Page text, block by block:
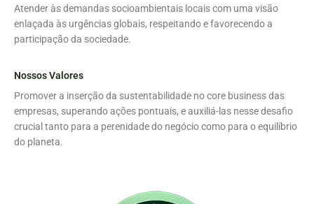
Atender às demandas socioambientais locais com uma visão
enlaçada às urgências globais, respeitando e favorecendo a
participação da sociedade.
Nossos Valores
Promover a inserção da sustentabilidade no core business das
empresas, superando ações pontuais, e auxiliá-las nesse desafio
crucial tanto para a perenidade do negócio como para o equilíbrio
do planeta.